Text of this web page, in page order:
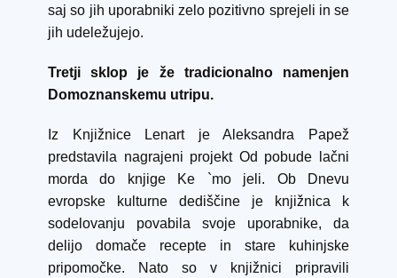
saj so jih uporabniki zelo pozitivno sprejeli in se
jih udeležujejo.
Tretji sklop je že tradicionalno namenjen
Domoznanskemu utripu.
Iz Knjižnice Lenart je Aleksandra Papež
predstavila nagrajeni projekt Od pobude lačni
morda do knjige Ke `mo jeli. Ob Dnevu
evropske kulturne dediščine je knjižnica k
sodelovanju povabila svoje uporabnike, da
delijo domače recepte in stare kuhinjske
pripomočke. Nato so v knjižnici pripravili